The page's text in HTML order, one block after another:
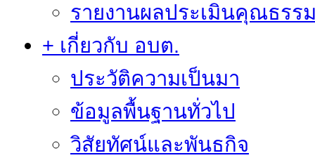
รายงานผลประเมินคุณธรร
+ เกี่ยวกับ อบต.
ประวัติความเป็นมา
ข้อมูลพื้นฐานทั่วไป
วิสัยทัศน์และพันธกิจ